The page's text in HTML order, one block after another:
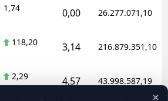
1,74 0,00 26.277.071,10
118,20 3,14 216.879.351,10
2,29 4,57 43.998.587,19